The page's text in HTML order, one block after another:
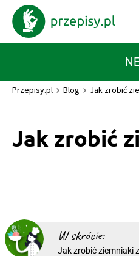
Przepisy.pl Blog Jak zrobić
Jak zrobić
W skrócie:
Jak zrobić ziemniaki